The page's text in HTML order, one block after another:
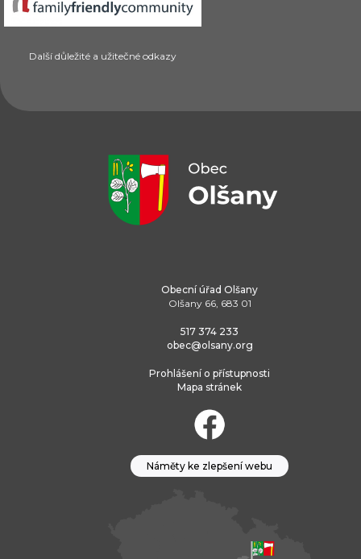
Další důležité a užitečné odkazy
Obecní úřad Olšany
Olšany 66, 683 01
517 374 233
obec@olsany.org
Prohlášení o přístupnosti
Mapa stránek
Náměty ke zlepšení webu